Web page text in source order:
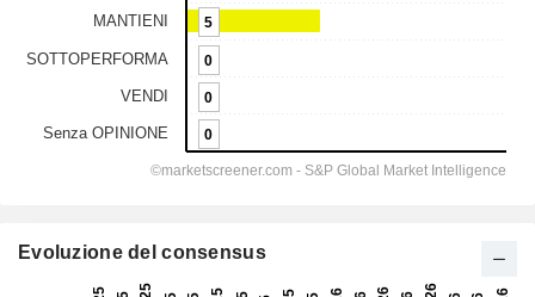
Evoluzione del consensus